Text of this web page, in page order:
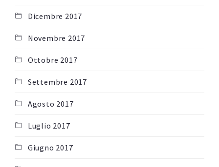
Dicembre 2017
Novembre 2017
Ottobre 2017
Settembre 2017
Agosto 2017
Luglio 2017
Giugno 2017